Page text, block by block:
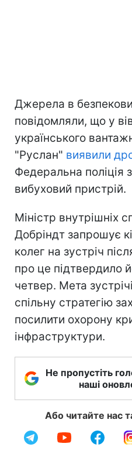
Джерела в
повідомляли, що у
українського
"Руслан" виявили
Федеральна поліція
вибуховий пристрій.
Міністр внутрішніх
Добріндт запрошує
колег на зустріч
про це підтвердило
четвер. Мета
спільну стратегію
посилити охорону
інфраструктури.
Не пропустіть
наші
Або читайте нас